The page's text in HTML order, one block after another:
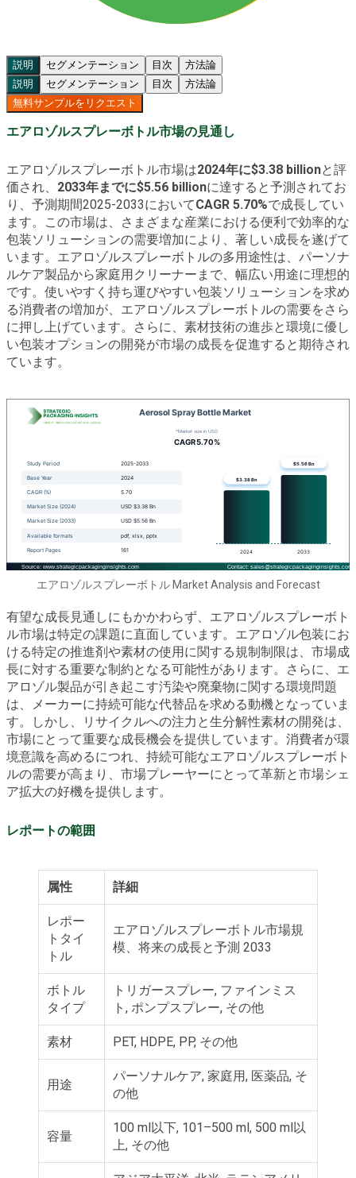
説明 セグメンテーション 目次
方法論
説明
セグメンテーション 目次
方法論
無料サンプルをリクエスト
エアロゾルスプレーボトル市場の見通し
エアロゾルスプレーボトル市場は2024年に$3.38 billionと評
価され、 2033年までに$5.56 billionに達すると予測されてお
り、予測期間2025-2033においてCAGR 5.70%で成長してい
ます。この市場は、さまざまな産業における便利で効率的な
包装ソリューションの需要増加により、著しい成長を遂げて
います。エアロゾルスプレーボトルの多用途性は、パーソナ
ルケア製品から家庭用クリーナーまで、幅広い用途に理想的
です。使いやすく持ち運びやすい包装ソリューションを求め
る消費者の増加が、エアロゾルスプレーボトルの需要をさら
に押し上げています。さらに、素材技術の進歩と環境に優し
い包装オプションの開発が市場の成長を促進すると期待され
ています。
エアロゾルスプレーボトル Market Analysis and Forecast
有望な成長見通しにもかかわらず、エアロゾルスプレーボト
ル市場は特定の課題に直面しています。エアロゾル包装にお
ける特定の推進剤や素材の使用に関する規制制限は、市場成
長に対する重要な制約となる可能性があります。さらに、エ
アロゾル製品が引き起こす汚染や廃棄物に関する環境問題
は、メーカーに持続可能な代替品を求める動機となっていま
す。しかし、リサイクルへの注力と生分解性素材の開発は、
市場にとって重要な成長機会を提供しています。消費者が環
境意識を高めるにつれ、持続可能なエアロゾルスプレーボト
ルの需要が高まり、市場プレーヤーにとって革新と市場シェ
ア拡大の好機を提供します。
レポートの範囲
属性 詳細
レポー
トタイ
トル
エアロゾルスプレーボトル市場規
模、将来の成長と予測 2033
ボトル
タイプ
トリガースプレー, ファインミス
ト, ポンプスプレー, その他
素材 PET, HDPE, PP, その他
用途
パーソナルケア, 家庭用, 医薬品, そ
の他
容量
100 ml以下, 101–500 ml, 500 ml以
上, その他